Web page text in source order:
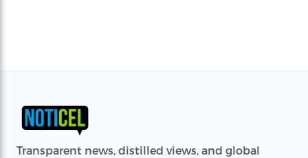
Transparent news, distilled views, and global